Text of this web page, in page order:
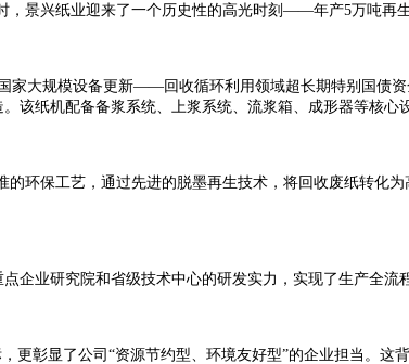
，景兴纸业迎来了一个历史性的高光时刻——年产5万吨再
家大规模设备更新——回收循环利用领域超长期特别国债
该纸机配备备浆系统、上浆系统、流浆箱、成形器等核
的环保工艺，通过先进的脱墨再生技术，将回收废纸转化
企业研究院和省级技术中心的研发实力，实现了生产全
更彰显了公司“资源节约型、环境友好型”的企业担当。